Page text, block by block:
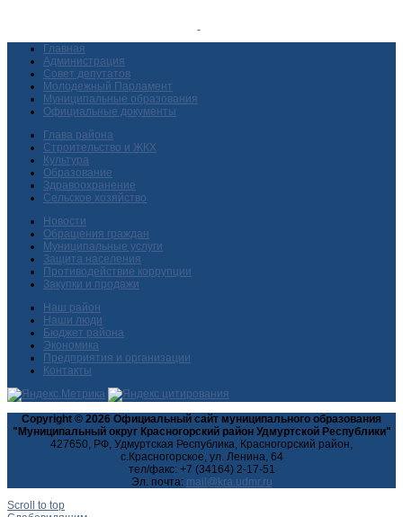
Главная
Администрация
Совет депутатов
Молодежный Парламент
Муниципальные образования
Официальные документы
Глава района
Строительство и ЖКХ
Культура
Образование
Здравоохранение
Сельское хозяйство
Новости
Обращения граждан
Муниципальные услуги
Защита населения
Противодействие коррупции
Закупки и продажи
Наш район
Наши люди
Бюджет района
Экономика
Предприятия и организации
Контакты
Copyright © 2026 Официальный сайт муниципального образования
"Муниципальный округ Красногорский район Удмуртской Республики"
427650, РФ, Удмуртская Республика, Красногорский район,
с.Красногорское, ул. Ленина, 64
тел/факс: +7 (34164) 2-17-51
Эл. почта:
Scroll to top